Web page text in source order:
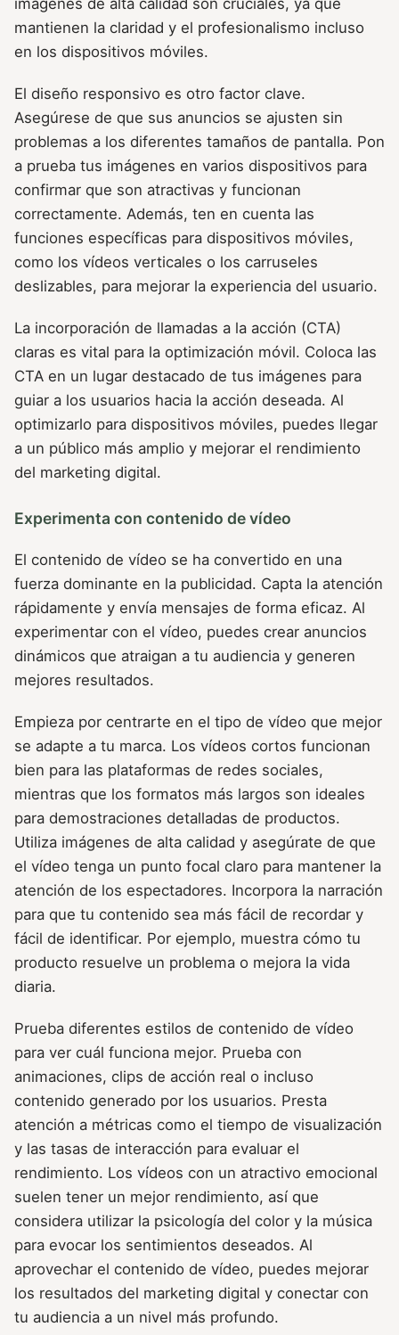
mantienen la claridad y el profesionalismo incluso
en los dispositivos móviles.
El diseño responsivo es otro factor clave.
Asegúrese de que sus anuncios se ajusten sin
problemas a los diferentes tamaños de pantalla. Pon
a prueba tus imágenes en varios dispositivos para
confirmar que son atractivas y funcionan
correctamente. Además, ten en cuenta las
funciones específicas para dispositivos móviles,
como los vídeos verticales o los carruseles
deslizables, para mejorar la experiencia del usuario.
La incorporación de llamadas a la acción (CTA)
claras es vital para la optimización móvil. Coloca las
CTA en un lugar destacado de tus imágenes para
guiar a los usuarios hacia la acción deseada. Al
optimizarlo para dispositivos móviles, puedes llegar
a un público más amplio y mejorar el rendimiento
del marketing digital.
Experimenta con contenido de vídeo
El contenido de vídeo se ha convertido en una
fuerza dominante en la publicidad. Capta la atención
rápidamente y envía mensajes de forma eficaz. Al
experimentar con el vídeo, puedes crear anuncios
dinámicos que atraigan a tu audiencia y generen
mejores resultados.
Empieza por centrarte en el tipo de vídeo que mejor
se adapte a tu marca. Los vídeos cortos funcionan
bien para las plataformas de redes sociales,
mientras que los formatos más largos son ideales
para demostraciones detalladas de productos.
Utiliza imágenes de alta calidad y asegúrate de que
el vídeo tenga un punto focal claro para mantener la
atención de los espectadores. Incorpora la narración
para que tu contenido sea más fácil de recordar y
fácil de identificar. Por ejemplo, muestra cómo tu
producto resuelve un problema o mejora la vida
diaria.
Prueba diferentes estilos de contenido de vídeo
para ver cuál funciona mejor. Prueba con
animaciones, clips de acción real o incluso
contenido generado por los usuarios. Presta
atención a métricas como el tiempo de visualización
y las tasas de interacción para evaluar el
rendimiento. Los vídeos con un atractivo emocional
suelen tener un mejor rendimiento, así que
considera utilizar la psicología del color y la música
para evocar los sentimientos deseados. Al
aprovechar el contenido de vídeo, puedes mejorar
los resultados del marketing digital y conectar con
tu audiencia a un nivel más profundo.